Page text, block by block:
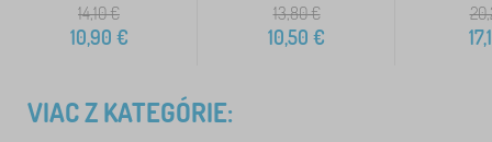
14,10€
10,90 €
13,80€
10,50 €
VIAC Z KATEGÓRIE: